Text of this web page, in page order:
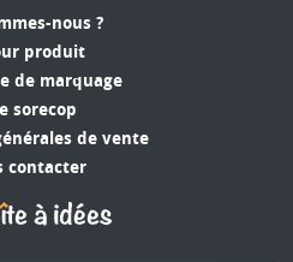
décontractés, notre
vos besoins. Nos shorts
tailles, matériaux
offrir un maximum de
au mieux votre produit.
nos options sur notre site
à l'image de votre
nous ?
produit
de marquage
sorecop
de vente
contacter